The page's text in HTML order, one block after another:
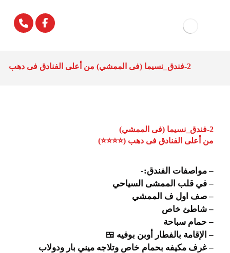
2-فندق_نسيما (فى الممشي) من أعلى الفنادق فى دهب
2-فندق_نسيما (فى الممشي)
من أعلى الفنادق فى دهب (⭐⭐⭐⭐)
– مواصفات الفندق:-
– في قلب الممشى السياحي
– صف اول ف الممشي
– شاطئ خاص
– حمام سباحة
– الإقامة بالفطار أوبن بوفيه 🍱
– غرف مكيفه بحمام خاص وتلاجه ميني بار ودولاب